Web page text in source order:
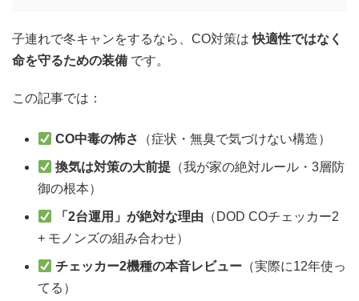
子連れで冬キャンをするなら、CO対策は快適性ではなく
命を守るための装備 です。
この記事では：
CO中毒の怖さ （症状・無臭で気づけない構造）
換気は対策の大前提 （我が家の絶対ルール・3層防
御の根本）
「2台運用」が絶対な理由 （DOD COチェッカー2
+ モノンズの組み合わせ）
チェッカー2機種の本音レビュー （実際に12年使っ
てる）